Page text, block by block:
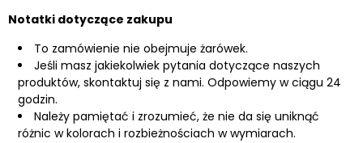
Notatki dotyczące zakupu
To zamówienie nie obejmuje żarówek.
Jeśli masz jakiekolwiek pytania dotyczące naszych
produktów, skontaktuj się z nami. Odpowiemy w ciągu 24
godzin.
Należy pamiętać i zrozumieć, że nie da się uniknąć
różnic w kolorach i rozbieżnościach w wymiarach.